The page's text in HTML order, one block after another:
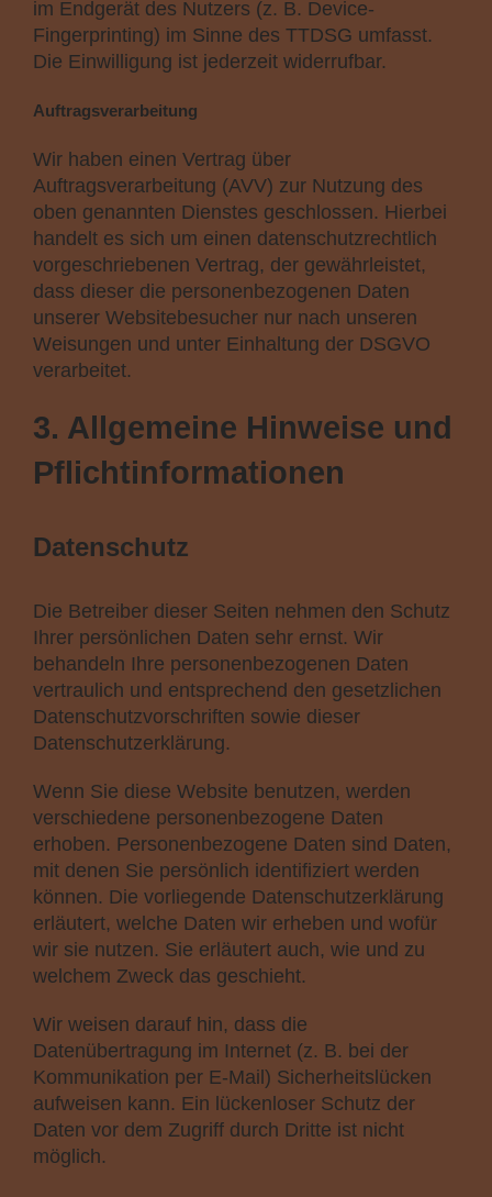
im Endgerät des Nutzers (z. B. Device-
Fingerprinting) im Sinne des TTDSG umfasst.
Die Einwilligung ist jederzeit widerrufbar.
Auftragsverarbeitung
Wir haben einen Vertrag über
Auftragsverarbeitung (AVV) zur Nutzung des
oben genannten Dienstes geschlossen. Hierbei
handelt es sich um einen datenschutzrechtlich
vorgeschriebenen Vertrag, der gewährleistet,
dass dieser die personenbezogenen Daten
unserer Websitebesucher nur nach unseren
Weisungen und unter Einhaltung der DSGVO
verarbeitet.
3. Allgemeine Hinweise und
Pflicht­informationen
Datenschutz
Die Betreiber dieser Seiten nehmen den Schutz
Ihrer persönlichen Daten sehr ernst. Wir
behandeln Ihre personenbezogenen Daten
vertraulich und entsprechend den gesetzlichen
Datenschutzvorschriften sowie dieser
Datenschutzerklärung.
Wenn Sie diese Website benutzen, werden
verschiedene personenbezogene Daten
erhoben. Personenbezogene Daten sind Daten,
mit denen Sie persönlich identifiziert werden
können. Die vorliegende Datenschutzerklärung
erläutert, welche Daten wir erheben und wofür
wir sie nutzen. Sie erläutert auch, wie und zu
welchem Zweck das geschieht.
Wir weisen darauf hin, dass die
Datenübertragung im Internet (z. B. bei der
Kommunikation per E-Mail) Sicherheitslücken
aufweisen kann. Ein lückenloser Schutz der
Daten vor dem Zugriff durch Dritte ist nicht
möglich.